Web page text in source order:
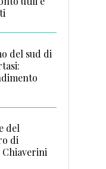
del sud di
del
di
Chiaverini